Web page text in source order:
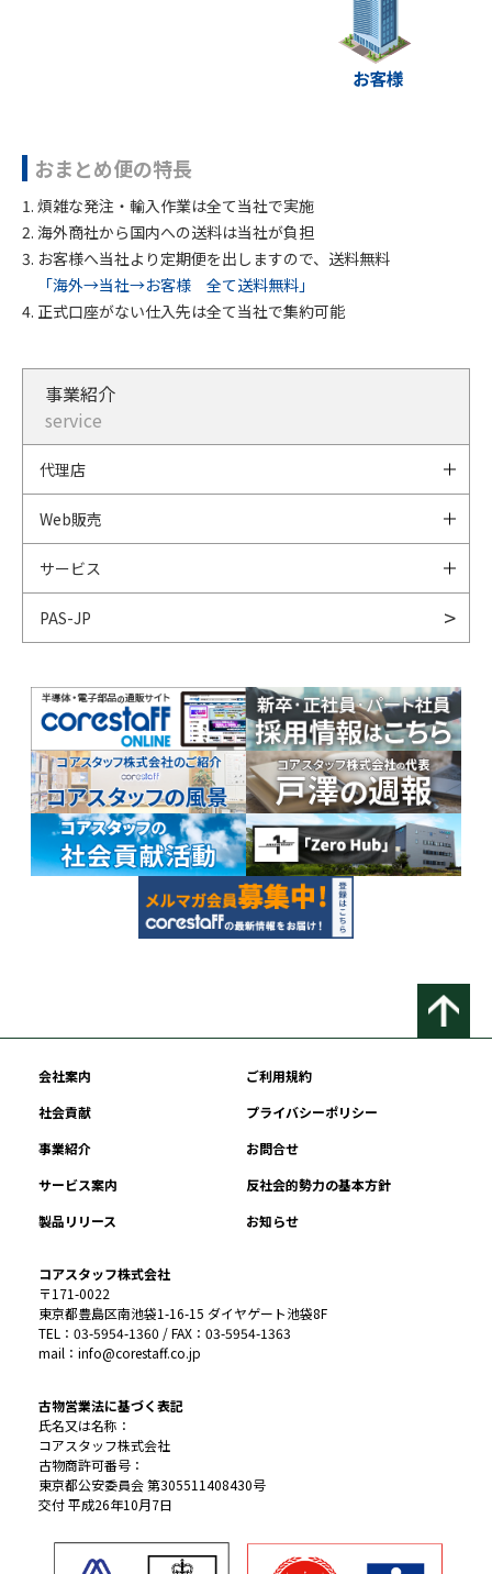
おまとめ便の特長
煩雑な発注・輸入作業は全て当社で実施
海外商社から国内への送料は当社が負担
お客様へ当社より定期便を出しますので、送料無料
「海外→当社→お客様 全て送料無料」
正式口座がない仕入先は全て当社で集約可能
事業紹介
service
代理店
Web販売
サービス
PAS-JP
会社案内
ご利用規約
社会貢献
プライバシーポリシー
事業紹介
お問合せ
サービス案内
反社会的勢力の基本方針
製品リリース
お知らせ
コアスタッフ株式会社
〒171-0022
東京都豊島区南池袋1-16-15 ダイヤゲート池袋8F
TEL：03-5954-1360 / FAX：03-5954-1363
mail：info@corestaff.co.jp
古物営業法に基づく表記
氏名又は名称：
コアスタッフ株式会社
古物商許可番号：
東京都公安委員会 第305511408430号
交付 平成26年10月7日